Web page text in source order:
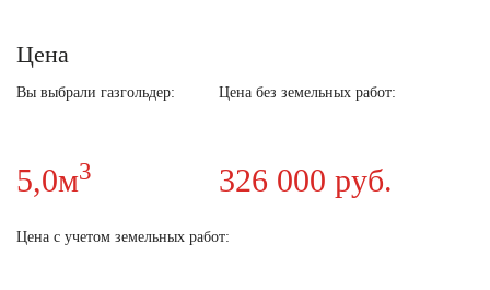
Цена
Вы выбрали газгольдер:
5,0м3
Цена без земельных работ:
326 000 руб.
Цена с учетом земельных работ: